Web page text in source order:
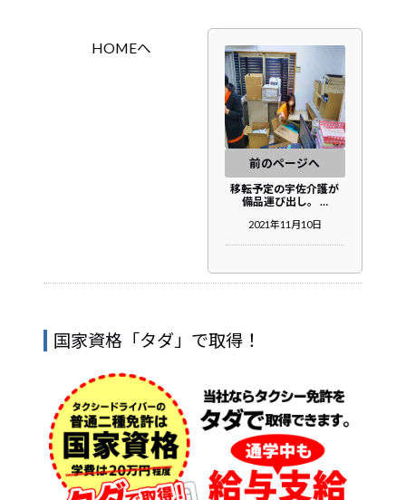
HOMEへ
前のページへ
移転予定の宇佐介護が
備品運び出し。 …
2021年11月10日
国家資格「タダ」で取得！